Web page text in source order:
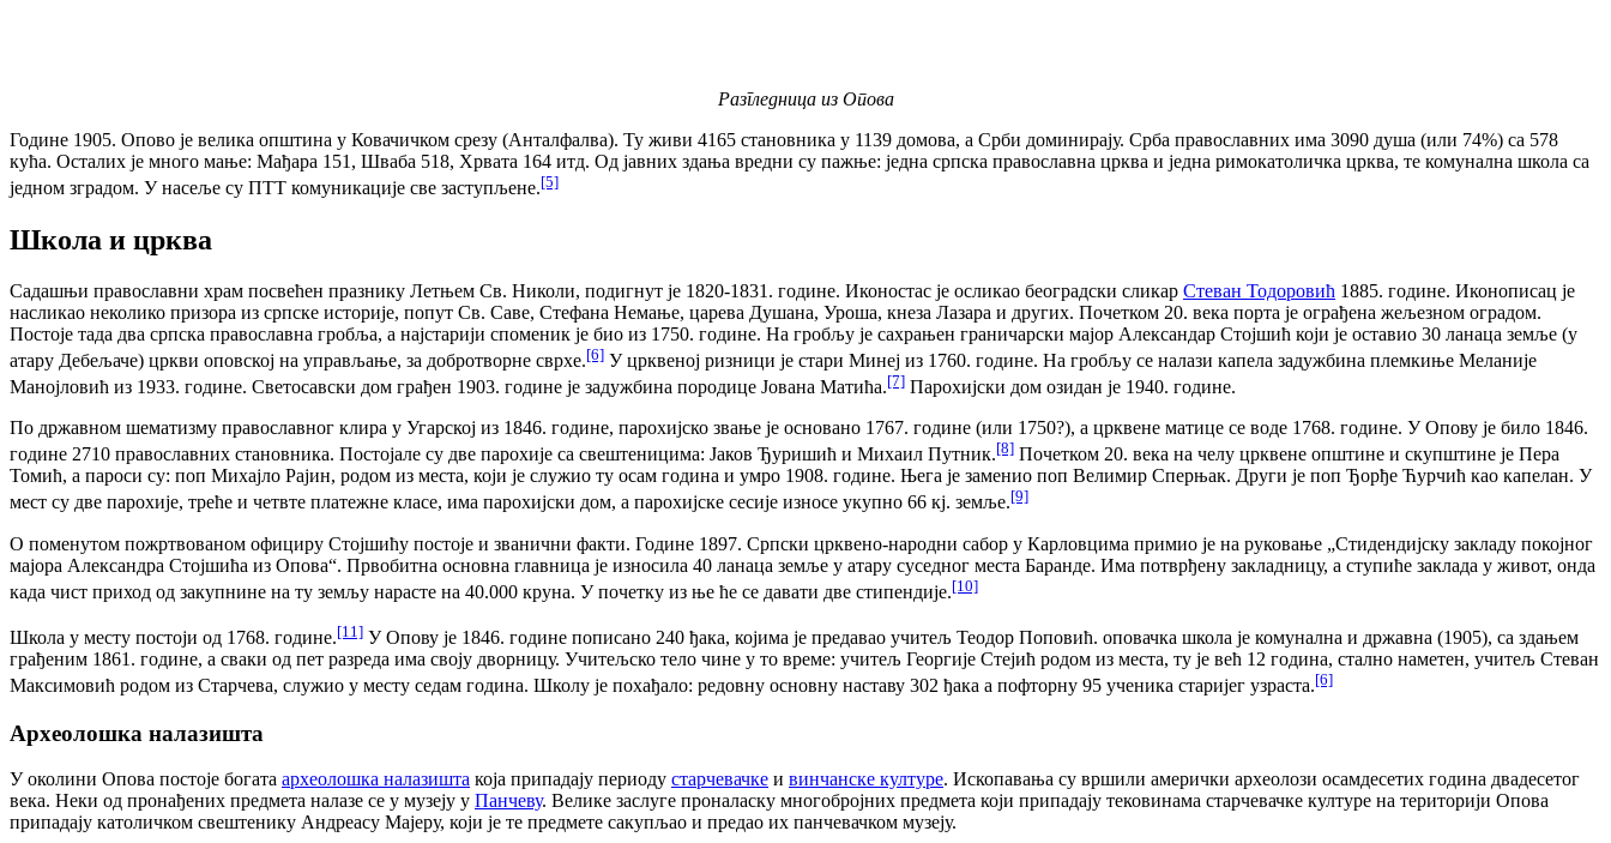
Разгледница из Опова
Године 1905. Опово је велика општина у Ковачичком срезу (Анталфалва). Ту живи 4165 становника у 1139 домова, а Срби доминирају. Срба православних има 3090 душа (или 74%) са 578
кућа. Осталих је много мање: Мађара 151, Шваба 518, Хрвата 164 итд. Од јавних здања вредни су пажње: једна српска православна црква и једна римокатоличка црква, те комунална школа са
једном зградом. У насеље су ПТТ комуникације све заступљене.[5]
Школа и црква
Садашњи православни храм посвећен празнику Летњем Св. Николи, подигнут је 1820-1831. године. Иконостас је осликао београдски сликар Стеван Тодоровић 1885. године. Иконописац је
насликао неколико призора из српске историје, попут Св. Саве, Стефана Немање, царева Душана, Уроша, кнеза Лазара и других. Почетком 20. века порта је ограђена жељезном оградом.
Постоје тада два српска православна гробља, а најстарији споменик је био из 1750. године. На гробљу је сахрањен граничарски мајор Александар Стојшић који је оставио 30 ланаца земље (у
атару Дебељаче) цркви оповској на управљање, за добротворне сврхе.[6] У црквеној ризници је стари Минеј из 1760. године. На гробљу се налази капела задужбина племкиње Меланије
Манојловић из 1933. године. Светосавски дом грађен 1903. године је задужбина породице Јована Матића.[7] Парохијски дом озидан је 1940. године.
По државном шематизму православног клира у Угарској из 1846. године, парохијско звање је основано 1767. године (или 1750?), а црквене матице се воде 1768. године. У Опову је било 1846.
године 2710 православних становника. Постојале су две парохије са свештеницима: Јаков Ђуришић и Михаил Путник.[8] Почетком 20. века на челу црквене општине и скупштине је Пера
Томић, а пароси су: поп Михајло Рајин, родом из места, који је служио ту осам година и умро 1908. године. Њега је заменио поп Велимир Сперњак. Други је поп Ђорђе Ћурчић као капелан. У
мест су две парохије, треће и четвте платежне класе, има парохијски дом, а парохијске сесије износе укупно 66 кј. земље.[9]
О поменутом пожртвованом официру Стојшићу постоје и званични факти. Године 1897. Српски црквено-народни сабор у Карловцима примио је на руковање „Стидендијску закладу покојног
мајора Александра Стојшића из Опова“. Првобитна основна главница је износила 40 ланаца земље у атару суседног места Баранде. Има потврђену закладницу, а ступиће заклада у живот, онда
када чист приход од закупнине на ту земљу нарасте на 40.000 круна. У почетку из ње ће се давати две стипендије.[10]
Школа у месту постоји од 1768. године.[11] У Опову је 1846. године пописано 240 ђака, којима је предавао учитељ Теодор Поповић. оповачка школа је комунална и државна (1905), са здањем
грађеним 1861. године, а сваки од пет разреда има своју дворницу. Учитељско тело чине у то време: учитељ Георгије Стејић родом из места, ту је већ 12 година, стално наметен, учитељ Стеван
Максимовић родом из Старчева, служио у месту седам година. Школу је похађало: редовну основну наставу 302 ђака а пофторну 95 ученика старијег узраста.[6]
Археолошка налазишта
У околини Опова постоје богата археолошка налазишта која припадају периоду старчевачке и винчанске културе. Ископавања су вршили амерички археолози осамдесетих година двадесетог
века. Неки од пронађених предмета налазе се у музеју у Панчеву. Велике заслуге проналаску многобројних предмета који припадају тековинама старчевачке културе на територији Опова
припадају католичком свештенику Андреасу Мајеру, који је те предмете сакупљао и предао их панчевачком музеју.